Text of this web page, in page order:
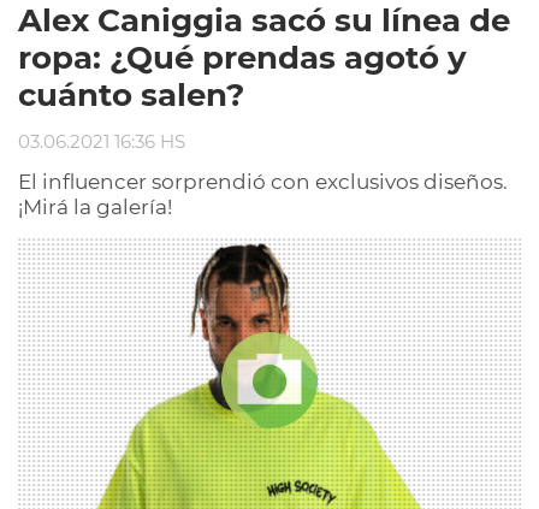
Alex Caniggia sacó su línea de
ropa: ¿Qué prendas agotó y
cuánto salen?
03.06.2021 16:36 HS
El influencer sorprendió con exclusivos diseños.
¡Mirá la galería!